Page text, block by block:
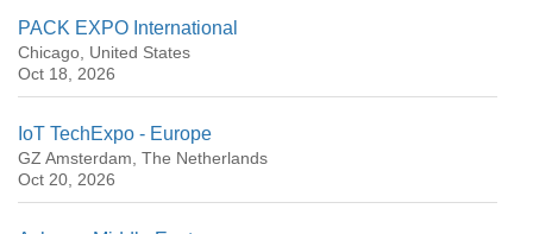
PACK EXPO International
Chicago, United States
Oct 18, 2026
IoT TechExpo - Europe
GZ Amsterdam, The Netherlands
Oct 20, 2026